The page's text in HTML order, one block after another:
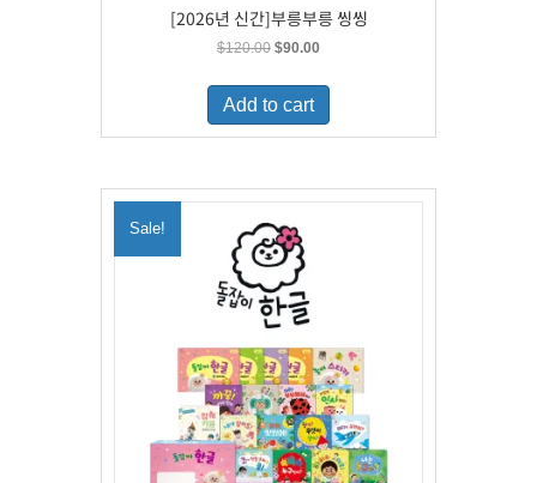
[2026년 신간]부릉부릉 씽씽
$120.00 Original
was:
$120.00.
$90.00Current
is:
Add to cart
Sale!